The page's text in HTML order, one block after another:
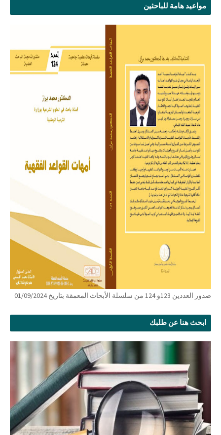
مواعيد هامة للباحثين
صدور العددين 123و 124 من سلسلة الأبحاث المعمقة بتاريخ 01/09/2024
ابحث هنا عن طلبك